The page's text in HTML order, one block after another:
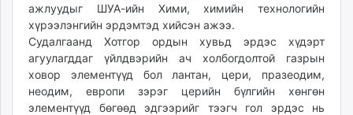
ажлуудыг ШУА-ийн Хими, химийн технологийн
хүрээлэнгийн эрдэмтэд хийсэн ажээ.
Судалгаанд Хотгор ордын хувьд эрдэс хүдэрт
агуулагддаг үйлдвэрийн ач холбогдолтой газрын
ховор элементүүд бол лантан, цери, празеодим,
неодим, европи зэрэг церийн бүлгийн хөнгөн
элементүүд бөгөөд эдгээрийг тээгч гол эрдэс нь